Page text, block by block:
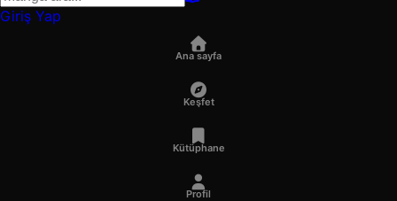
Giriş Yap
Ana sayfa
Keşfet
Kütüphane
Profil